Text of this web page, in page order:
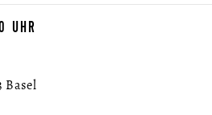
Basel